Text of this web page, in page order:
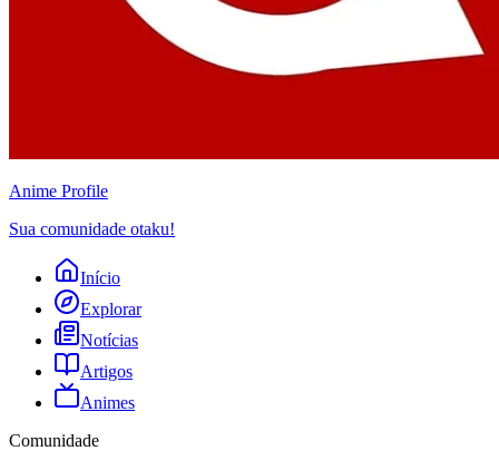
Anime Profile
Sua comunidade otaku!
Início
Explorar
Notícias
Artigos
Animes
Comunidade